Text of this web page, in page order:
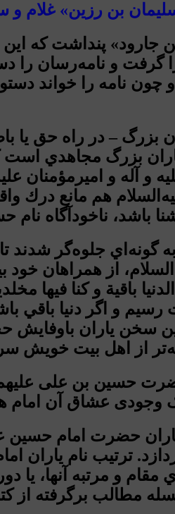
بن رزين» غلام و
جارود» پنداشت كه اين
گرفت و نامه‌رسان را
چون نامه را خواند
بزرگ – در راه حق يا
بزرگ مجاهدي
و آله و اميرمؤمنان
هم مانع درك
باشد، ناخودآگاه
گونه‌اي جلوه‌گر شدند
از همراهان
باقية و كنا فيها
و اگر دنيا باقي
سخن یاران باوفایش
از اهل بيت خويش
حسین بن علی علیهم
وجودی عشاق آن
ترتيب نام ياران
مقام و مرتبه آنها،
مطالب برگرفته از